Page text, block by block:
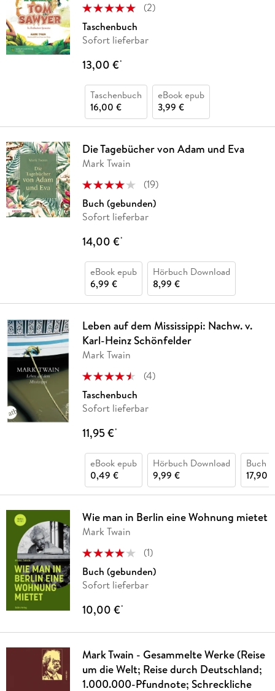
(2)
Taschenbuch
Sofort lieferbar
13,00 €*
Taschenbuch
16,00 €
eBook epub
3,99 €
Die Tagebücher von Adam und Eva
Mark Twain
(19)
Buch (gebunden)
Sofort lieferbar
14,00 €*
eBook epub
6,99 €
Hörbuch Download
8,99 €
Leben auf dem Mississippi: Nachw. v.
Karl-Heinz Schönfelder
Mark Twain
(4)
Taschenbuch
Sofort lieferbar
11,95 €*
eBook epub
0,49 €
Hörbuch Download
9,99 €
Buch
17,90 €
Wie man in Berlin eine Wohnung mietet
Mark Twain
(1)
Buch (gebunden)
Sofort lieferbar
10,00 €*
Mark Twain - Gesammelte Werke (Reise
um die Welt; Reise durch Deutschland;
1.000.000-Pfundnote; Schreckliche